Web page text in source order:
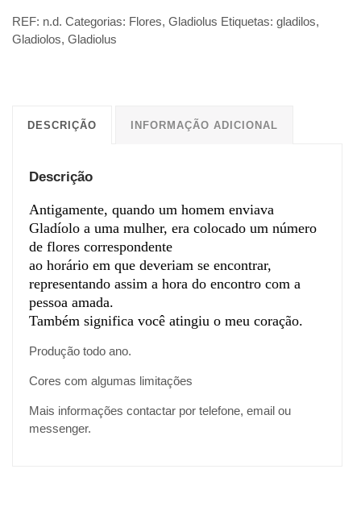
REF: n.d. Categorias: Flores, Gladiolus Etiquetas: gladilos,
Gladiolos, Gladiolus
DESCRIÇÃO INFORMAÇÃO ADICIONAL
Descrição
Antigamente, quando um homem enviava
Gladíolo a uma mulher, era colocado um número
de flores correspondente
ao horário em que deveriam se encontrar,
representando assim a hora do encontro com a
pessoa amada.
Também significa você atingiu o meu coração.
Produção todo ano.
Cores com algumas limitações
Mais informações contactar por telefone, email ou
messenger.